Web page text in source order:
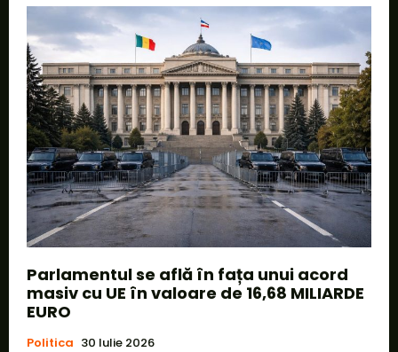
Parlamentul se află în fața unui acord
masiv cu UE în valoare de 16,68 MILIARDE
EURO
Politica 30 Iulie 2026